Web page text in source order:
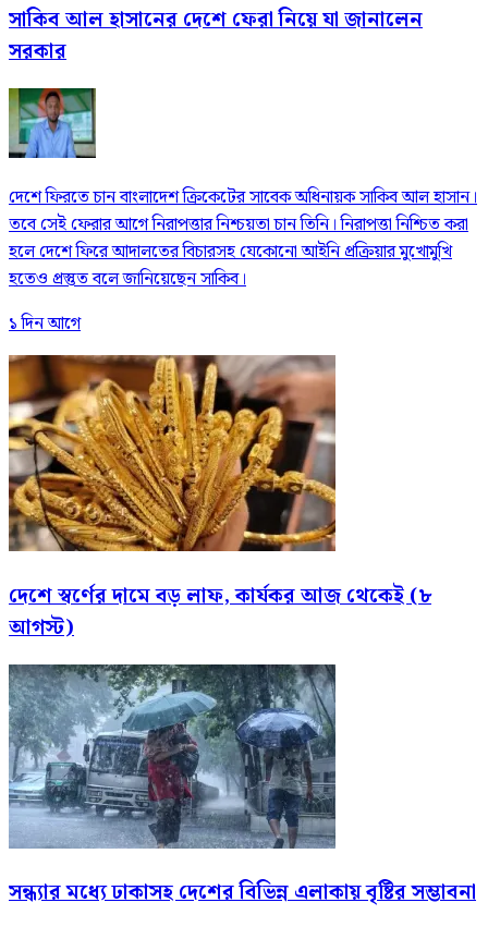
সাকিব আল হাসানের দেশে ফেরা নিয়ে যা জানালেন
সরকার
দেশে ফিরতে চান বাংলাদেশ ক্রিকেটের সাবেক অধিনায়ক সাকিব আল হাসান।
তবে সেই ফেরার আগে নিরাপত্তার নিশ্চয়তা চান তিনি। নিরাপত্তা নিশ্চিত করা
হলে দেশে ফিরে আদালতের বিচারসহ যেকোনো আইনি প্রক্রিয়ার মুখোমুখি
হতেও প্রস্তুত বলে জানিয়েছেন সাকিব।
১ দিন আগে
দেশে স্বর্ণের দামে বড় লাফ, কার্যকর আজ থেকেই (৮
আগস্ট)
সন্ধ্যার মধ্যে ঢাকাসহ দেশের বিভিন্ন এলাকায় বৃষ্টির সম্ভাবনা